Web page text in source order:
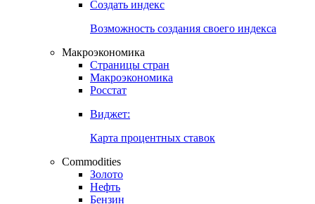
Курсы валют Центральных Банков
Ставки центральных банков
Создать индекс
Возможность создания своего индекса
Страницы стран
Росстат
Виджет:
Карта процентных ставок